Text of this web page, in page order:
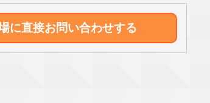
に直接お問い合わせする